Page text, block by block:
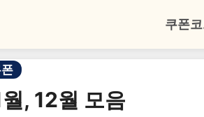
쿠폰
, 12월 모음